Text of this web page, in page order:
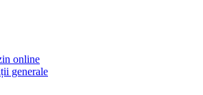
online
generale